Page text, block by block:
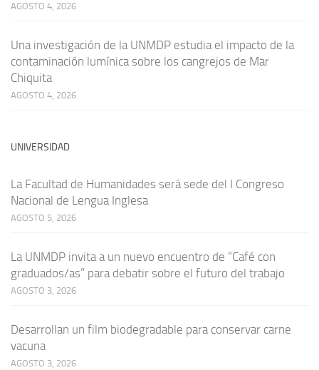
AGOSTO 4, 2026
Una investigación de la UNMDP estudia el impacto de la
contaminación lumínica sobre los cangrejos de Mar
Chiquita
AGOSTO 4, 2026
UNIVERSIDAD
La Facultad de Humanidades será sede del I Congreso
Nacional de Lengua Inglesa
AGOSTO 5, 2026
La UNMDP invita a un nuevo encuentro de “Café con
graduados/as” para debatir sobre el futuro del trabajo
AGOSTO 3, 2026
Desarrollan un film biodegradable para conservar carne
vacuna
AGOSTO 3, 2026